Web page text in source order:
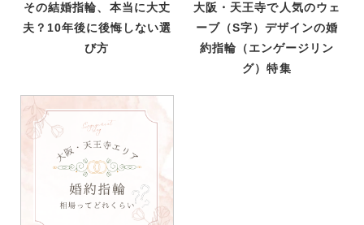
その結婚指輪、本当に大丈
夫？10年後に後悔しない選
び方
大阪・天王寺で人気のウェ
ーブ（S字）デザインの婚
約指輪（エンゲージリン
グ）特集